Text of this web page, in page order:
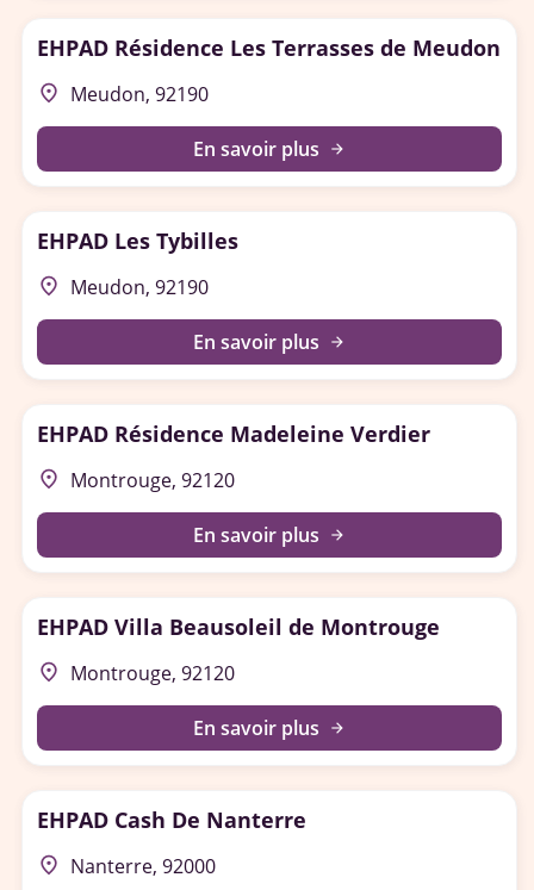
EHPAD Résidence Les Terrasses de Meudon
place Meudon, 92190
En savoir plus arrow_forward
EHPAD Les Tybilles
place Meudon, 92190
En savoir plus arrow_forward
EHPAD Résidence Madeleine Verdier
place Montrouge, 92120
En savoir plus arrow_forward
EHPAD Villa Beausoleil de Montrouge
place Montrouge, 92120
En savoir plus arrow_forward
EHPAD Cash De Nanterre
place Nanterre, 92000